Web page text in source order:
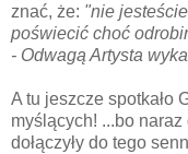
znać, że: "nie
poświecić choć
- Odwagą Artysta
A tu jeszcze spotkało
myślących! ...bo
dołączyły do tego